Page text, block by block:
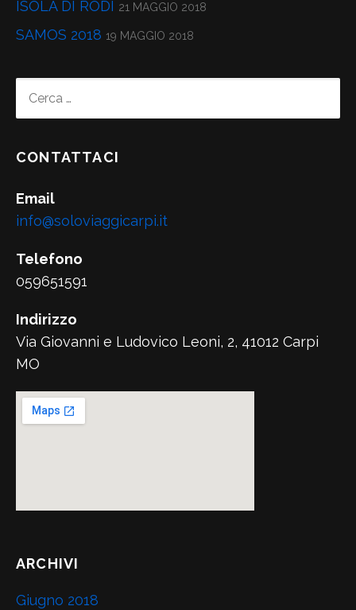
ISOLA DI RODI 21 MAGGIO 2018
SAMOS 2018 19 MAGGIO 2018
CONTATTACI
Email
info@soloviaggicarpi.it
Telefono
059651591
Indirizzo
Via Giovanni e Ludovico Leoni, 2, 41012 Carpi
MO
ARCHIVI
Giugno 2018